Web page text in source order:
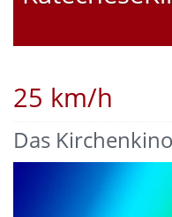
25 km/h
Das